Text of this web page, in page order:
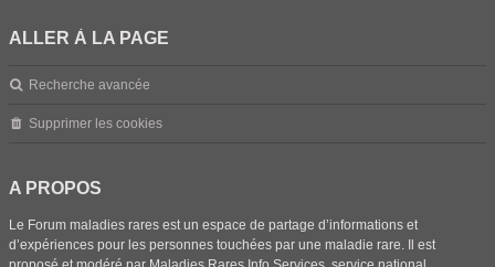
ALLER À LA PAGE
Recherche avancée
Supprimer les cookies
A PROPOS
Le Forum maladies rares est un espace de partage d’informations et
d’expériences pour les personnes touchées par une maladie rare. Il est